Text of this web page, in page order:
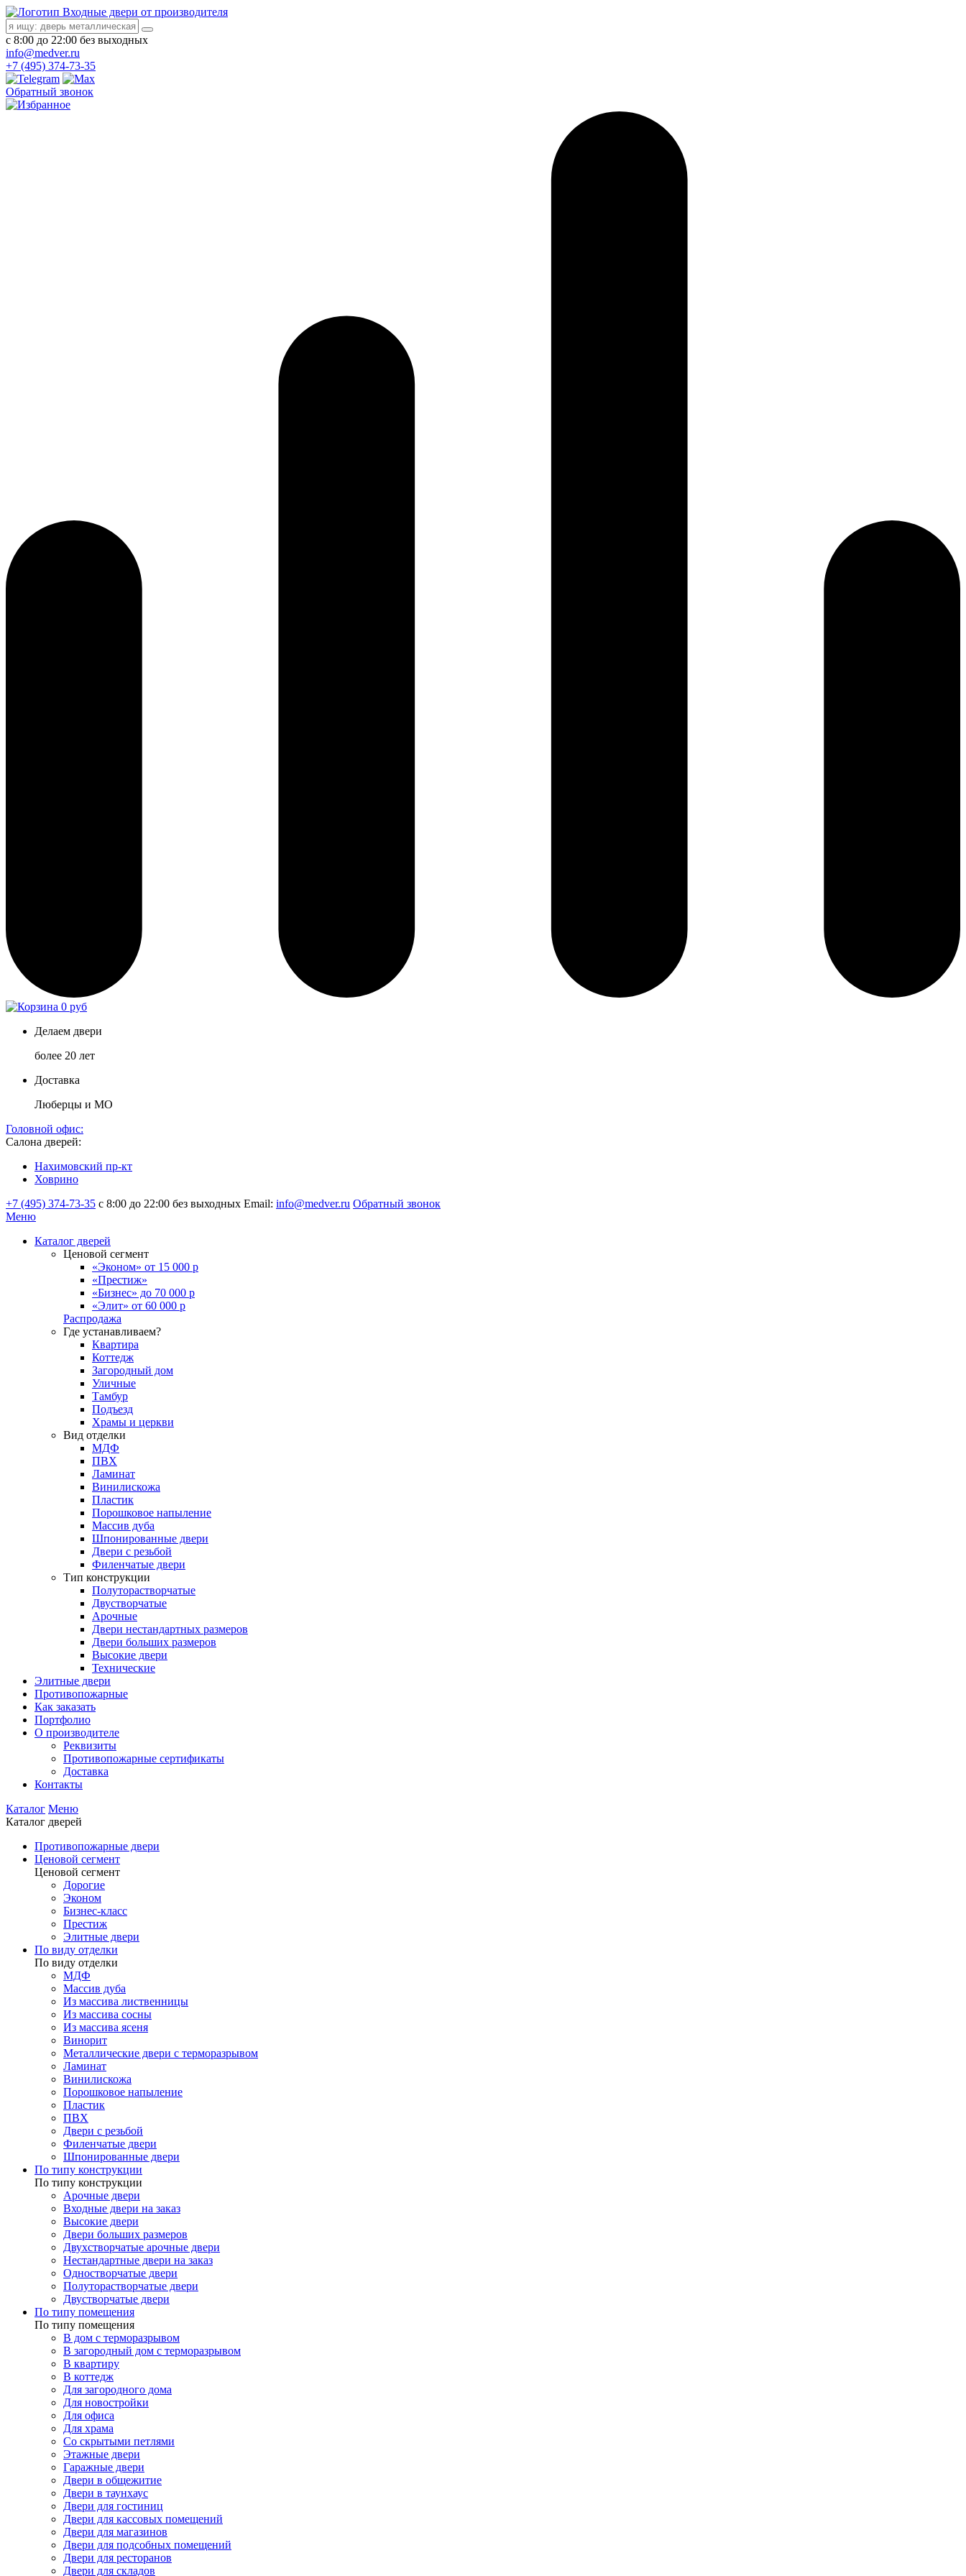
Входные двери от производителя
с 8:00 до 22:00 без выходных
info@medver.ru
+7 (495) 374-73-35
Обратный звонок
0 руб
Делаем двери
более 20 лет
Доставка
Люберцы и МО
Головной офис:
Салона дверей:
Нахимовский пр-кт
Ховрино
+7 (495) 374-73-35 с 8:00 до 22:00 без выходных Email: info@medver.ru Обратный звонок
Меню
Каталог дверей
Ценовой сегмент
«Эконом» от 15 000 р
«Престиж»
«Бизнес» до 70 000 р
«Элит» от 60 000 р
Распродажа
Где устанавливаем?
Квартира
Коттедж
Загородный дом
Уличные
Тамбур
Подъезд
Храмы и церкви
Вид отделки
МДФ
ПВХ
Ламинат
Винилискожа
Пластик
Порошковое напыление
Массив дуба
Шпонированные двери
Двери с резьбой
Филенчатые двери
Тип конструкции
Полуторастворчатые
Двустворчатые
Арочные
Двери нестандартных размеров
Двери больших размеров
Высокие двери
Технические
Элитные двери
Противопожарные
Как заказать
Портфолио
О производителе
Реквизиты
Противопожарные сертификаты
Доставка
Контакты
Каталог Меню
Каталог дверей
Противопожарные двери
Ценовой сегмент
Ценовой сегмент
Дорогие
Эконом
Бизнес-класс
Престиж
Элитные двери
По виду отделки
По виду отделки
МДФ
Массив дуба
Из массива лиственницы
Из массива сосны
Из массива ясеня
Винорит
Металлические двери с терморазрывом
Ламинат
Винилискожа
Порошковое напыление
Пластик
ПВХ
Двери с резьбой
Филенчатые двери
Шпонированные двери
По типу конструкции
По типу конструкции
Арочные двери
Входные двери на заказ
Высокие двери
Двери больших размеров
Двухстворчатые арочные двери
Нестандартные двери на заказ
Одностворчатые двери
Полуторастворчатые двери
Двустворчатые двери
По типу помещения
По типу помещения
В дом с терморазрывом
В загородный дом с терморазрывом
В квартиру
В коттедж
Для загородного дома
Для новостройки
Для офиса
Для храма
Со скрытыми петлями
Этажные двери
Гаражные двери
Двери в общежитие
Двери в таунхаус
Двери для гостиниц
Двери для кассовых помещений
Двери для магазинов
Двери для подсобных помещений
Двери для ресторанов
Двери для складов